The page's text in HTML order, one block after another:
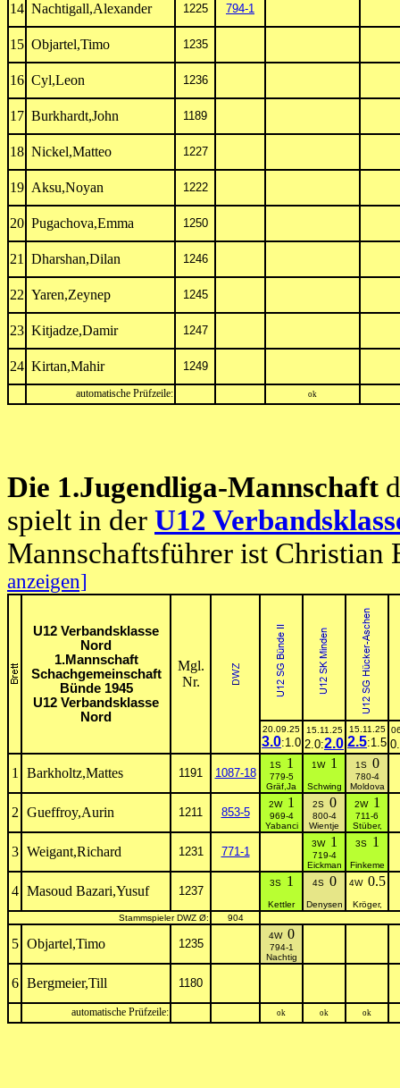
14 Nachtigall,Alexander 1225 794-1
15 Objartel,Timo 1235
16 Cyl,Leon 1236
17 Burkhardt,John 1189
18 Nickel,Matteo 1227
19 Aksu,Noyan 1222
20 Pugachova,Emma 1250
21 Dharshan,Dilan 1246
22 Yaren,Zeynep 1245
23 Kitjadze,Damir 1247
24 Kirtan,Mahir 1249
automatische Prüfzeile: ok
Die 1.Jugendliga-Mannschaft
spielt in der U12
Mannschaftsführer ist Christian
anzeigen]
U12 Verbandsklasse
Nord
1.Mannschaft
Schachgemeinschaft
Bünde 1945
U12 Verbandsklasse
Nord
Mgl.
Nr.
20.09.25
3.0:1.0
15.11.25
2.0:2.0
15.11.25
2.5:1.5
1 Barkholtz,Mattes 1191 1087-18
1S 1
779-5
Gräf,Ja
1W 1
Schwing
1S 0
780-4
Moldova
2 Gueffroy,Aurin 1211 853-5
2W 1
969-4
Yabanci
2S 0
800-4
Wientje
2W 1
711-6
Stüber,
3 Weigant,Richard 1231 771-1
3W 1
719-4
Eickman
3S 1
Finkeme
4 Masoud Bazari,Yusuf 1237
3S 1
Kettler
4S 0
Denysen
4W 0.5
Kröger,
Stammspieler DWZ Ø:
904
5 Objartel,Timo 1235
4W 0
794-1
Nachtig
6 Bergmeier,Till 1180
automatische Prüfzeile: ok ok ok